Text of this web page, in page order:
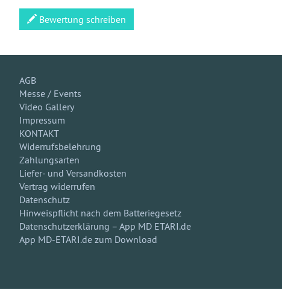
Bewertung schreiben
AGB
Messe / Events
Video Gallery
Impressum
KONTAKT
Widerrufsbelehrung
Zahlungsarten
Liefer- und Versandkosten
Vertrag widerrufen
Datenschutz
Hinweispflicht nach dem Batteriegesetz
Datenschutzerklärung – App MD ETARI.de
App MD-ETARI.de zum Download